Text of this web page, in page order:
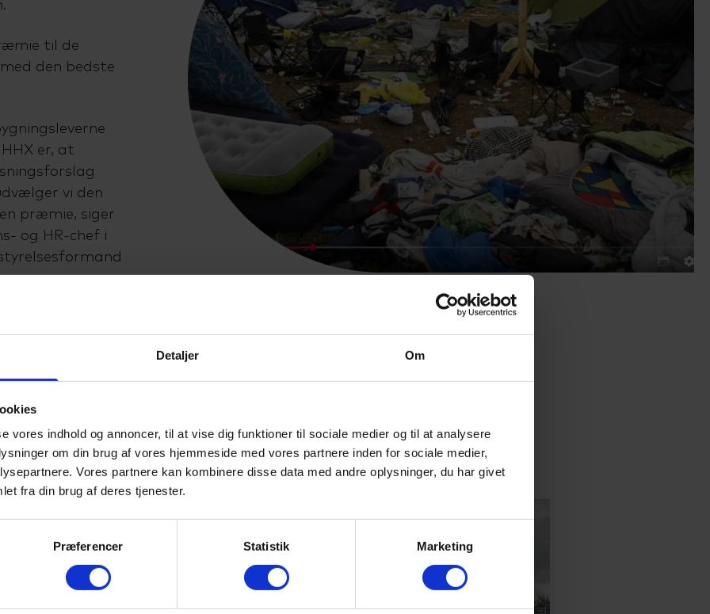
Detaljer Om
vores indhold og annoncer, til at vise dig funktioner til sociale medier og til at analysere
om din brug af vores hjemmeside med vores partnere inden for sociale medier,
Vores partnere kan kombinere disse data med andre oplysninger, du har givet
fra din brug af deres tjenester.
Præferencer Statistik Marketing
til de
den bedste
er, at
vi den
præmie, siger
og HR-chef i
der 410 elever
I alt er der i
klasser i
Business.